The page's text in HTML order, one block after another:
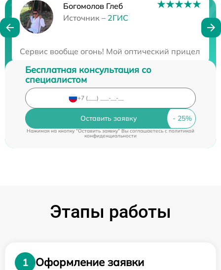
Богомолов Глеб
Источник – 2ГИС
Сервис вообще огонь! Мой оптический прицел
Нужна консультация?
Бесплатная консультация со
специалистом
Оставить заявку
Нажимая на кнопку "Оставить заявку" Вы соглашаетесь cполитикой
конфиденциальности
Этапы работы
1
Оформление заявки